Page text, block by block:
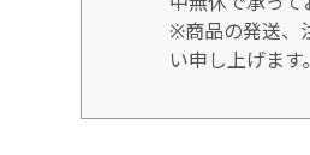
※商品の発送、
い申し上げます。